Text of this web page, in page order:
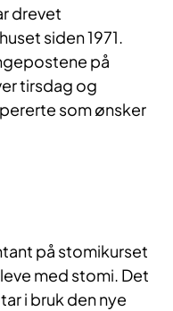
drevet
siden 1971.
på
tirsdag og
som ønsker
på stomikurset
med stomi. Det
i bruk den nye